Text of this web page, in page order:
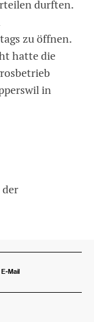
durften.
zu öffnen.
hatte die
in
der
E-Mail